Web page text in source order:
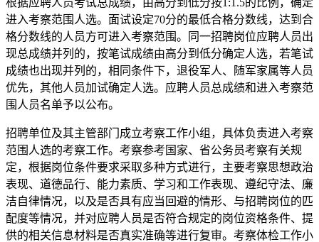
进入考察范围人选。面试设定70分的最低合格分数线，达到合
格分数线的人员方可进入考察范围。同一招聘岗位应聘人员出
现总成绩并列的，按笔试成绩由高分到低分确定人选，若笔试
成绩也出现并列的，相同条件下，退役军人、随军家属等人员
优先，其他人员加试确定人选。应聘人员总成绩和进入考察范
围人员名单予以公布。
招聘单位及其主管部门成立考察工作小组，具体负责进入考察
范围人选的考察工作。考察参考国家、省公务员考察有关规
定，根据岗位条件要求采取多种方式进行，主要考察思想政治
表现、道德品行、能力素质、学习和工作表现、遵纪守法、廉
洁自律情况，以及是否具有应当回避的情形、与招聘岗位的匹
配度等情况，并对应聘人员是否符合规定的岗位资格条件、提
供的相关信息材料是否真实准确等进行复审。考察体检工作小